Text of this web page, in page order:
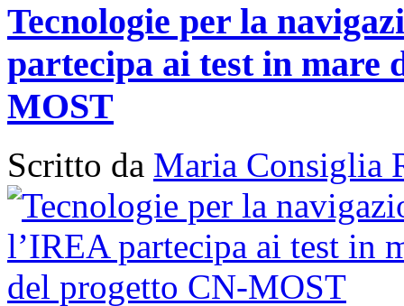
Tecnologie per la
partecipa ai test in mare
MOST
Scritto da Maria Consiglia